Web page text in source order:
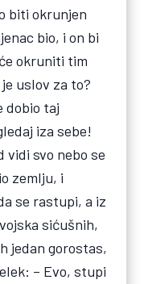
biti okrunjen
bio, i on bi
okruniti tim
uslov za to?
dobio taj
iza sebe!
vidi svo nebo se
zemlju, i
se rastupi, a iz
sićušnih,
jedan gorostas,
– Evo, stupi